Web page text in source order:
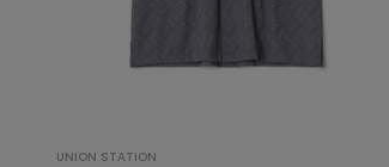
UNION STATION